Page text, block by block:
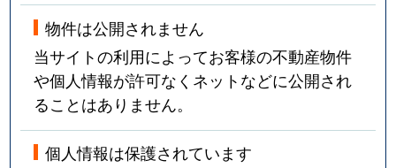
物件は公開されません
当サイトの利用によってお客様の不動産物件
や個人情報が許可なくネットなどに公開され
ることはありません。
個人情報は保護されています